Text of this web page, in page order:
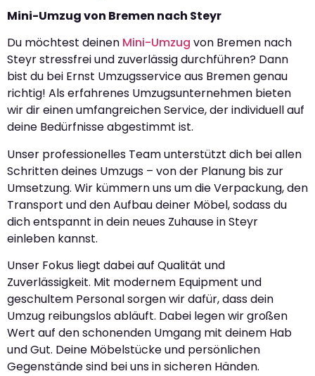
Mini-Umzug von Bremen nach Steyr
Du möchtest deinen Mini-Umzug von Bremen nach
Steyr stressfrei und zuverlässig durchführen? Dann
bist du bei Ernst Umzugsservice aus Bremen genau
richtig! Als erfahrenes Umzugsunternehmen bieten
wir dir einen umfangreichen Service, der individuell auf
deine Bedürfnisse abgestimmt ist.
Unser professionelles Team unterstützt dich bei allen
Schritten deines Umzugs – von der Planung bis zur
Umsetzung. Wir kümmern uns um die Verpackung, den
Transport und den Aufbau deiner Möbel, sodass du
dich entspannt in dein neues Zuhause in Steyr
einleben kannst.
Unser Fokus liegt dabei auf Qualität und
Zuverlässigkeit. Mit modernem Equipment und
geschultem Personal sorgen wir dafür, dass dein
Umzug reibungslos abläuft. Dabei legen wir großen
Wert auf den schonenden Umgang mit deinem Hab
und Gut. Deine Möbelstücke und persönlichen
Gegenstände sind bei uns in sicheren Händen.